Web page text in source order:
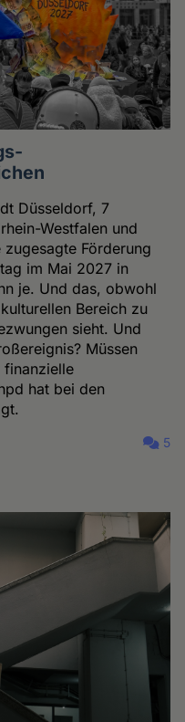
Düsseldorf, 7
Westfalen und
Förderung
im Mai 2027 in
je. Und das, obwohl
Bereich zu
sieht. Und
Müssen
finanzielle
hat bei den
5